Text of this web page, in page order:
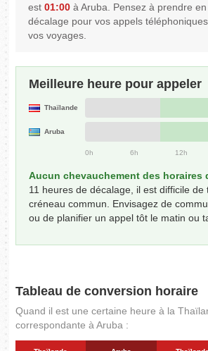
est01:00 à Aruba. Pensez à prendre
décalage pour vos appels
vos voyages.
Meilleure heure pour appeler
Thaïlande
Aruba
0h 6h 12h
Aucun chevauchement des horaires
11 heures de décalage, il est difficile de
créneau commun. Envisagez de
ou de planifier un appel tôt le matin ou
Tableau de conversion horaire
Quand il est une certaine heure à la
correspondante à Aruba :